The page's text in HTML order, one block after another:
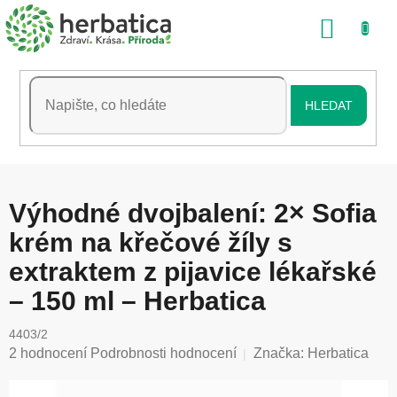
Přejít
na
obsah
HLEDAT
Výhodné dvojbalení: 2× Sofia
krém na křečové žíly s
extraktem z pijavice lékařské
– 150 ml – Herbatica
4403/2
Průměrné
2 hodnocení Podrobnosti hodnocení Značka: Herbatica